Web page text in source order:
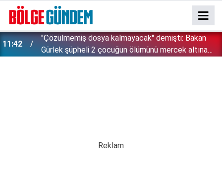
11:42
''Çözülmemiş dosya kalmayacak'' demişti: Bakan
Gürlek şüpheli 2 çocuğun ölümünü mercek altına